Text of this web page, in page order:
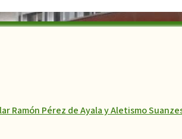
Ramón Pérez de Ayala y Aletismo